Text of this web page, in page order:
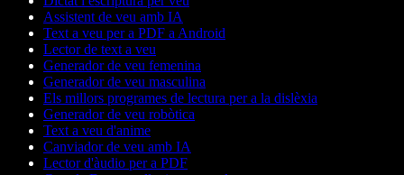
Assistent de veu amb IA
Text a veu per a PDF a Android
Lector de text a veu
Generador de veu femenina
Generador de veu masculina
Els millors programes de lectura per a la dislèxia
Generador de veu robòtica
Text a veu d'anime
Canviador de veu amb IA
Lector d'àudio per a PDF